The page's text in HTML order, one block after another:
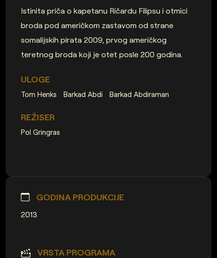
Istinita priča o kapetanu Ričardu Filipsu i otmici
broda pod američkom zastavom od strane
somalijskih pirata 2009, prvog američkog
teretnog broda koji je otet posle 200 godina.
ULOGE
Tom Henks Barkad Abdi Barkad Abdiraman
REŽISER
Pol Gringras
GODINA PRODUKCIJE
2013
VRSTA PROGRAMA